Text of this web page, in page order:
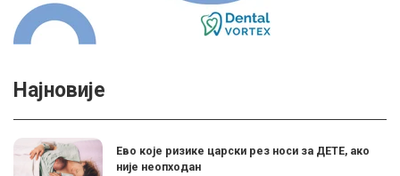
Најновије
Ево које ризике царски рез носи за ДЕТЕ, ако
није неопходан